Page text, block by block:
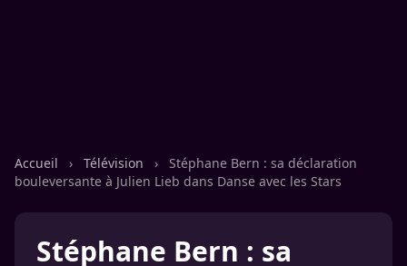
Accueil › Télévision ›
Stéphane Bern : sa déclaration
bouleversante à Julien Lieb dans Danse avec les Stars
Stéphane Bern : sa